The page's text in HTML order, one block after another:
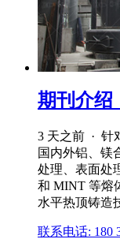
期刊介绍
3 天之前 · 针
国内外铝、镁
处理、表面处
和 MINT 等熔
水平热顶铸造
联系电话: 180